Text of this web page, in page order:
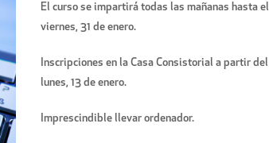
El curso se impartirá todas las mañanas hasta el
viernes, 31 de enero.
Inscripciones en la Casa Consistorial a partir del
lunes, 13 de enero.
Imprescindible llevar ordenador.